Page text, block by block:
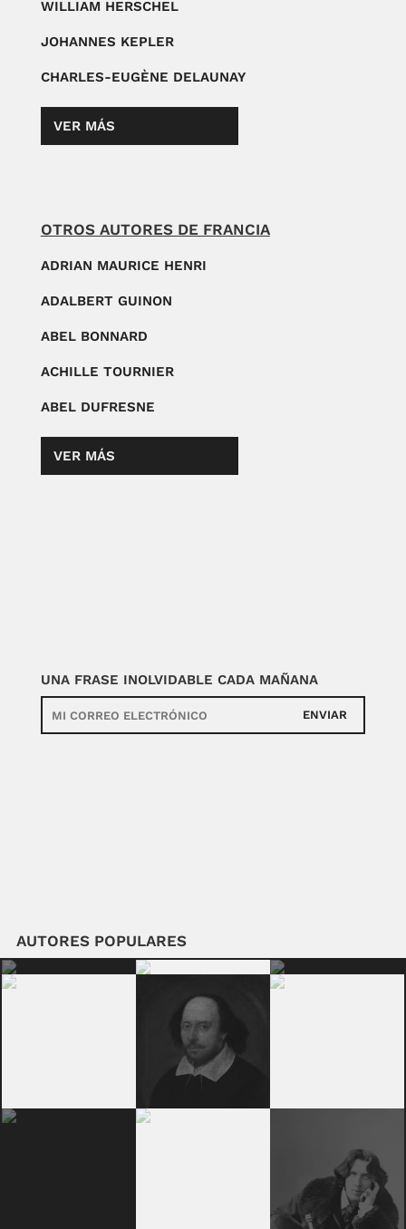
WILLIAM HERSCHEL
JOHANNES KEPLER
CHARLES-EUGÈNE DELAUNAY
VER MÁS
OTROS AUTORES DE FRANCIA
ADRIAN MAURICE HENRI
ADALBERT GUINON
ABEL BONNARD
ACHILLE TOURNIER
ABEL DUFRESNE
VER MÁS
UNA FRASE INOLVIDABLE CADA MAÑANA
ENVIAR
AUTORES POPULARES